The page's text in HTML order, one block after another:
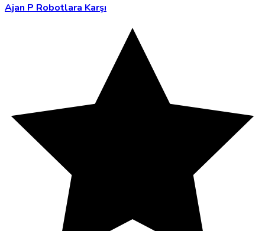
Ajan P Robotlara Karşı